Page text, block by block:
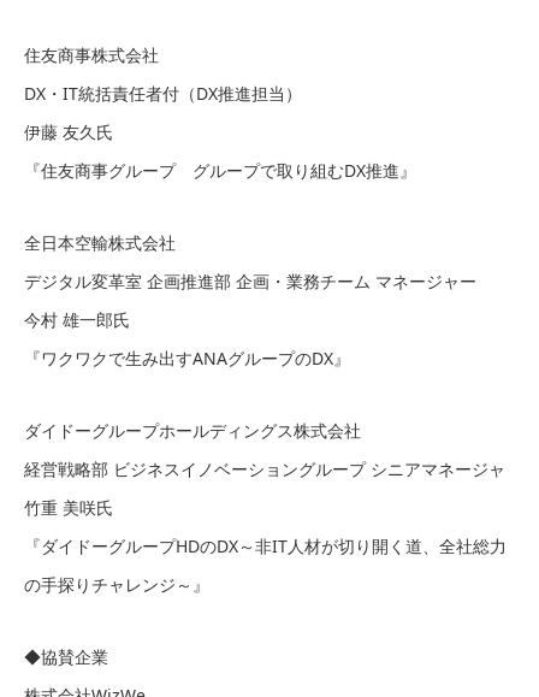
住友商事株式会社
DX・IT統括責任者付（DX推進担当）
伊藤 友久氏
『住友商事グループ グループで取り組むDX推進』
全日本空輸株式会社
デジタル変革室 企画推進部 企画・業務チーム マネージャー
今村 雄一郎氏
『ワクワクで生み出すANAグループのDX』
ダイドーグループホールディングス株式会社
経営戦略部 ビジネスイノベーショングループ シニアマネージャ
竹重 美咲氏
『ダイドーグループHDのDX～非IT人材が切り開く道、全社総力
の手探りチャレンジ～』
◆協賛企業